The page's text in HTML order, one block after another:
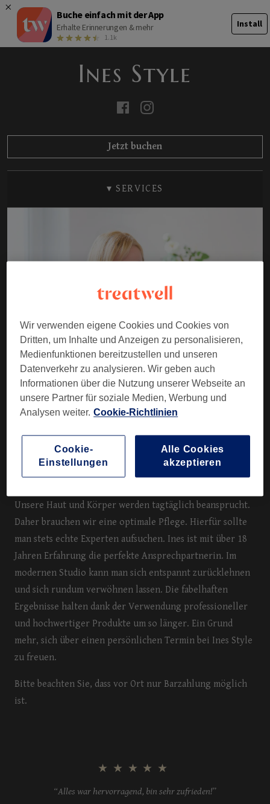
Buche einfach mit der App
Erhalte Erinnerungen & mehr
1.1k
Install
Ines Style
Jetzt buchen
SALONÜBERSICHT
UNSER TEAM
GALERIE
BEWERTUNGEN
▾ SERVICES
Nach dem Besuch im Studio Ines Style wirst du nicht nur
wird rundum etwas für dein Wohlbefinden getan. Nutze
die Chance auf einen persönlichen Termin und buche hier
auf Treatwell ganz bequem, schnell und online!
Unsere Haut und Körper werden tagtäglich beansprucht.
Daher brauchen wir eine optimale Pflege. Hierfür sollte
man stets echte Experten aufsuchen. Ines ist mit über 18
Jahren Erfahrung die perfekte Ansprechpartnerin. Im
modernen Studio kann man sich entspannt zurücklehnen
und sich rundum verwöhnen lassen. Die fabelhaften
Ergebnisse halten dank der Verwendung professioneller
und hochwertiger Produkte um so länger. Ein Grund
mehr, sich über einen persönlichen Termin bei Ines Style
zu freuen.
Bitte beachten Sie, dass vor Ort nur Barzahlung möglich
ist.
★★★★★
“Alles war hervorragend, bin sehr zufrieden!”
Wir verwenden eigene Cookies und Cookies von
Dritten, um Inhalte und Anzeigen zu personalisieren,
Medienfunktionen bereitzustellen und unseren
Datenverkehr zu analysieren. Wir geben auch
Informationen über die Nutzung unserer Webseite an
unsere Partner für soziale Medien, Werbung und
Analysen weiter. Cookie-Richtlinien
Cookie-
Einstellungen
Alle Cookies
akzeptieren